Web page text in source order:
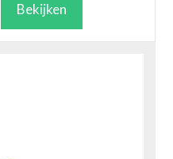
Bekijken